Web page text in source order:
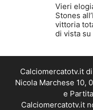
Vieri
Stones
vittoria
di vista
Calciomercatotv.it
Nicola Marchese 10,
e
Calciomercatotv.it